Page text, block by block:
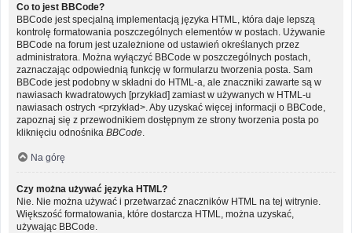
Co to jest BBCode?
BBCode jest specjalną implementacją języka HTML, która daje lepszą
kontrolę formatowania poszczególnych elementów w postach. Używanie
BBCode na forum jest uzależnione od ustawień określanych przez
administratora. Można wyłączyć BBCode w poszczególnych postach,
zaznaczając odpowiednią funkcję w formularzu tworzenia posta. Sam
BBCode jest podobny w składni do HTML-a, ale znaczniki zawarte są w
nawiasach kwadratowych [przykład] zamiast w używanych w HTML-u
nawiasach ostrych <przykład>. Aby uzyskać więcej informacji o BBCode,
zapoznaj się z przewodnikiem dostępnym ze strony tworzenia posta po
kliknięciu odnośnika BBCode
Na górę
Czy można używać języka HTML?
Nie. Nie można używać i przetwarzać znaczników HTML na tej witrynie.
Większość formatowania, które dostarcza HTML, można uzyskać,
używając BBCode.